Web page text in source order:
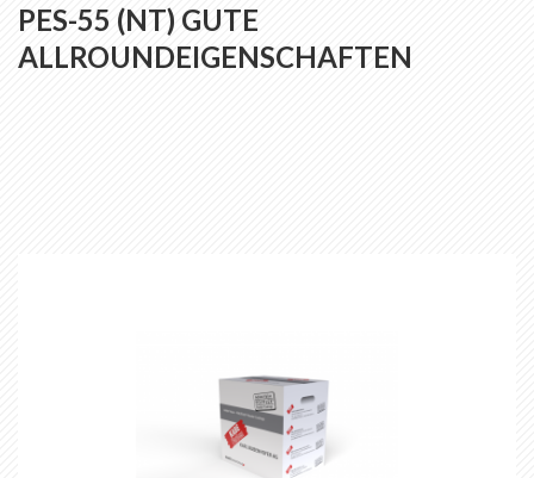
PES-55 (NT) GUTE
ALLROUNDEIGENSCHAFTEN